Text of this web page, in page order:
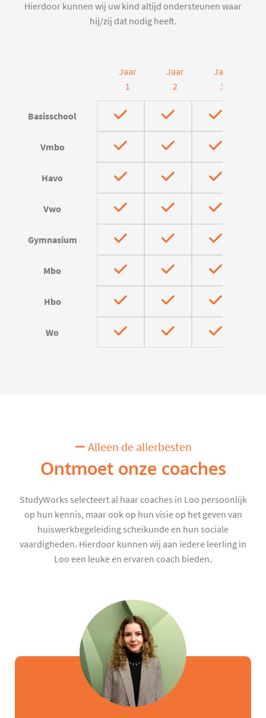
Hierdoor kunnen wij uw kind altijd ondersteunen waar
hij/zij dat nodig heeft.
Jaar
1
Jaar
2
Jaar
3
Basisschool
Vmbo
Havo
Vwo
Gymnasium
Mbo
Hbo
Wo
Alleen de allerbesten
Ontmoet onze coaches
StudyWorks selecteert al haar coaches in Loo persoonlijk
op hun kennis, maar ook op hun visie op het geven van
huiswerkbegeleiding scheikunde en hun sociale
vaardigheden. Hierdoor kunnen wij aan iedere leerling in
Loo een leuke en ervaren coach bieden.